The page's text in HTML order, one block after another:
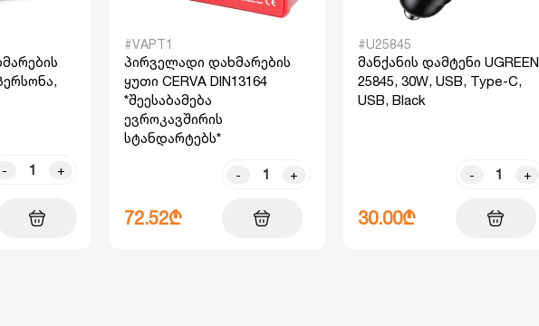
- +
#VAPT1
პირველადი დახმარების
ყუთი CERVA DIN13164
*შეესაბამება
ევროკავშირის
სტანდარტებს*
- +
72.52₾
#U25845
მანქანის დამტენი UGREEN
25845, 30W, USB, Type-C,
USB, Black
- +
30.00₾